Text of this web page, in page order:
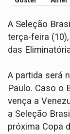
A Seleção
terça-feira
das
A partida será
Paulo. Caso o
vença a
a Seleção
próxima Copa